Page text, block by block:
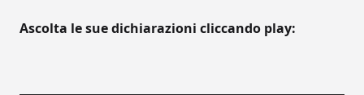
Ascolta le sue dichiarazioni cliccando play: